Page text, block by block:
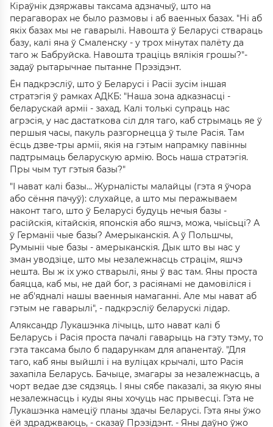
Кіраўнік дзяржавы таксама адзначыў, што на
перагаворах не было размовы і аб ваенных базах. "Ні аб
якіх базах мы не гаварылі. Навошта ў Беларусі ствараць
базу, калі яна ў Смаленску - у трох мінутах палёту да
таго ж Бабруйска. Навошта траціць вялікія грошы?"-
задаў рытарычнае пытанне Прэзідэнт.
Ён падкрэсліў, што ў Беларусі і Расіі зусім іншая
стратэгія ў рамках АДКБ: "Наша зона адказнасці -
беларускай арміі - захад. Калі толькі супраць нас
агрэсія, у нас дастаткова сіл для таго, каб стрымаць яе ў
першыя часы, пакуль разгорнецца ў тыле Расія. Там
ёсць дзве-тры арміі, якія на гэтым напрамку павінны
падтрымаць беларускую армію. Вось наша стратэгія.
Пры чым тут гэтыя базы?"
"І нават калі базы... Журналісты малайцы (гэта я ўчора
або сёння пачуў): слухайце, а што мы перажываем
наконт таго, што ў Беларусі будуць нечыя базы -
расійскія, кітайскія, японскія або яшчэ, можа, чыісьці? А
ў Германіі чые базы? Амерыканскія. А ў Польшчы,
Румыніі чые базы - амерыканскія. Дык што вы нас у
зман уводзіце, што мы незалежнасць страцім, яшчэ
нешта. Вы ж іх ужо стварылі, яны ў вас там. Яны проста
баяцца, каб мы, не дай бог, з расіянамі не дамовіліся і
не аб'ядналі нашы ваенныя намаганні. Але мы нават аб
гэтым не гаварылі", - падкрэсліў беларускі лідар.
Аляксандр Лукашэнка лічыць, што нават калі б
Беларусь і Расія проста пачалі гаварыць на гэту тэму, то
гэта таксама было б падарункам для апанентаў. "Для
таго, каб яны выйшлі і на вуліцах крычалі, што Расія
захапіла Беларусь. Бачыце, змагары за незалежнасць, а
чорт ведае дзе сядзяць. І яны сябе паказалі, за якую яны
незалежнасць і куды яны хочуць нас прывесці. Гэта не
Лукашэнка намеціў планы здачы Беларусі. Гэта яны ўжо
ёй здраджваюць, - сказаў Прэзідэнт. - Яны даўно ўжо